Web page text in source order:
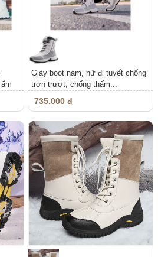
Giày boot nam, nữ đi tuyết chống
trơn trượt, chống thấm...
735.000 đ